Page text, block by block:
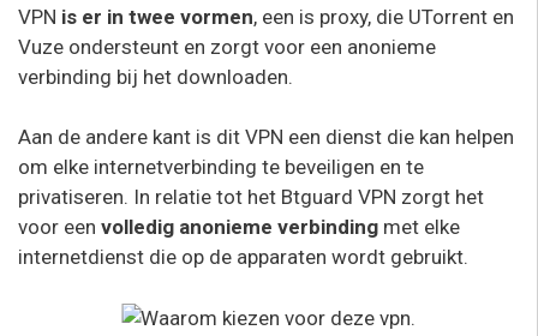
VPN is er in twee vormen, een is proxy, die UTorrent en
Vuze ondersteunt en zorgt voor een anonieme
verbinding bij het downloaden.
Aan de andere kant is dit VPN een dienst die kan helpen
om elke internetverbinding te beveiligen en te
privatiseren. In relatie tot het Btguard VPN zorgt het
voor een volledig anonieme verbinding met elke
internetdienst die op de apparaten wordt gebruikt.